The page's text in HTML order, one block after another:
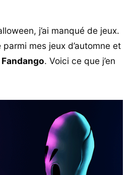
j’ai manqué de jeux.
parmi mes jeux d’automne et
. Voici ce que j’en